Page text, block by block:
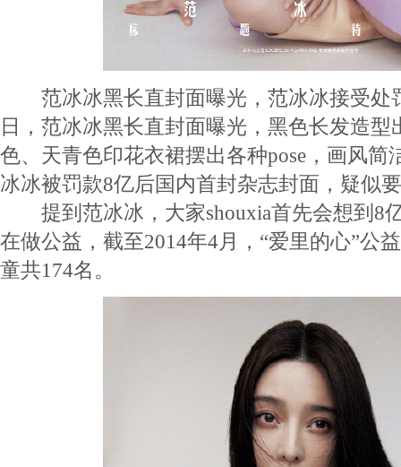
范冰冰黑长直封面曝光，范冰冰接受处
日，范冰冰黑长直封面曝光，黑色长发造型
色、天青色印花衣裙摆出各种pose，画风简
冰冰被罚款8亿后国内首封杂志封面，疑似
提到范冰冰，大家shouxia首先会想到8
在做公益，截至2014年4月，“爱里的心”公
童共174名。